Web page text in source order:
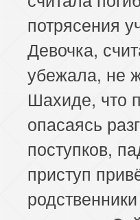
потрясения
Девочка,
убежала, не
Шахиде, что
опасаясь
поступков,
приступ